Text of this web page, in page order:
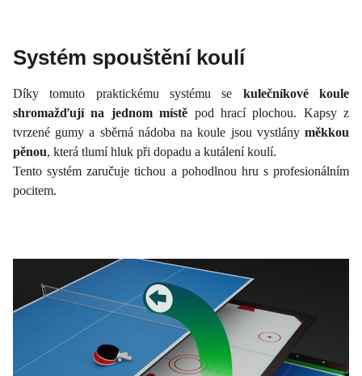
Systém spouštění koulí
Díky tomuto praktickému systému se kulečníkové koule
shromažďují na jednom místě pod hrací plochou. Kapsy z
tvrzené gumy a sběrná nádoba na koule jsou vystlány měkkou
pěnou, která tlumí hluk při dopadu a kutálení koulí.
Tento systém zaručuje tichou a pohodlnou hru s profesionálním
pocitem.